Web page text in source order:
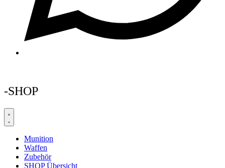
-SHOP
Munition
Waffen
Zubehör
SHOP Übersicht